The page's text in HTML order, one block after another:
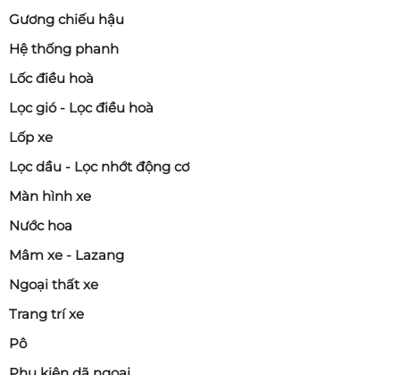
Gương chiếu hậu
Hệ thống phanh
Lốc điều hoà
Lọc gió - Lọc điều hoà
Lốp xe
Lọc dầu - Lọc nhớt động cơ
Màn hình xe
Nước hoa
Mâm xe - Lazang
Ngoại thất xe
Trang trí xe
Pô